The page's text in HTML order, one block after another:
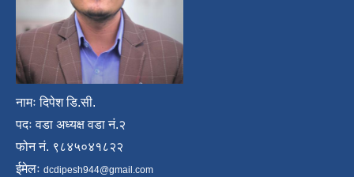
नामः दिपेश डि.सी.
पदः वडा अध्यक्ष वडा नं.२
फोन नं. ९८४५०४१८२२
ईमेलः dcdipesh944@gmail.com